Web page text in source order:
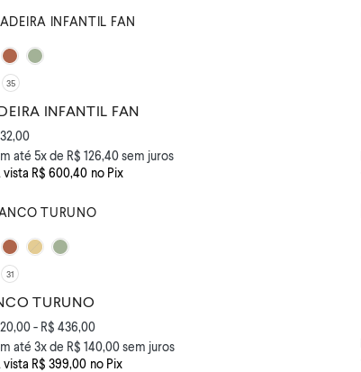
35
INFANTIL FAN
até 5x de R$ 126,40sem juros
vista R$ 600,40 no Pix
31
TURUNO
- R$ 436,00
até 3x de R$ 140,00sem juros
vista R$ 399,00 no Pix